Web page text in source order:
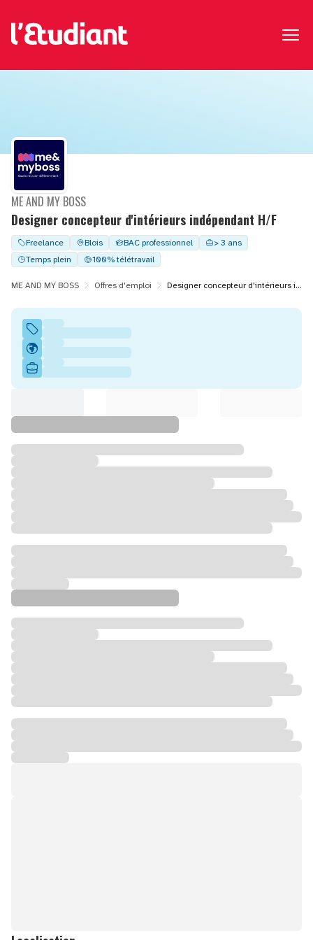
Designer concepteur d'intérieurs indépendant H/F
ME AND MY BOSS
Freelance Blois BAC professionnel
> 3 ans
Temps plein
100% télétravail
ME AND MY BOSS Offres d'emploi Designer concepteur d'intérieurs indépendant H/F